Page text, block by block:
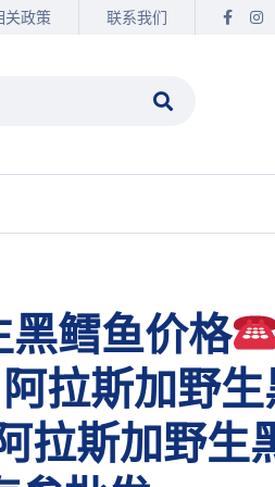
关政策 联系我们
鳕鱼价格
拉斯加野
拉斯加野生